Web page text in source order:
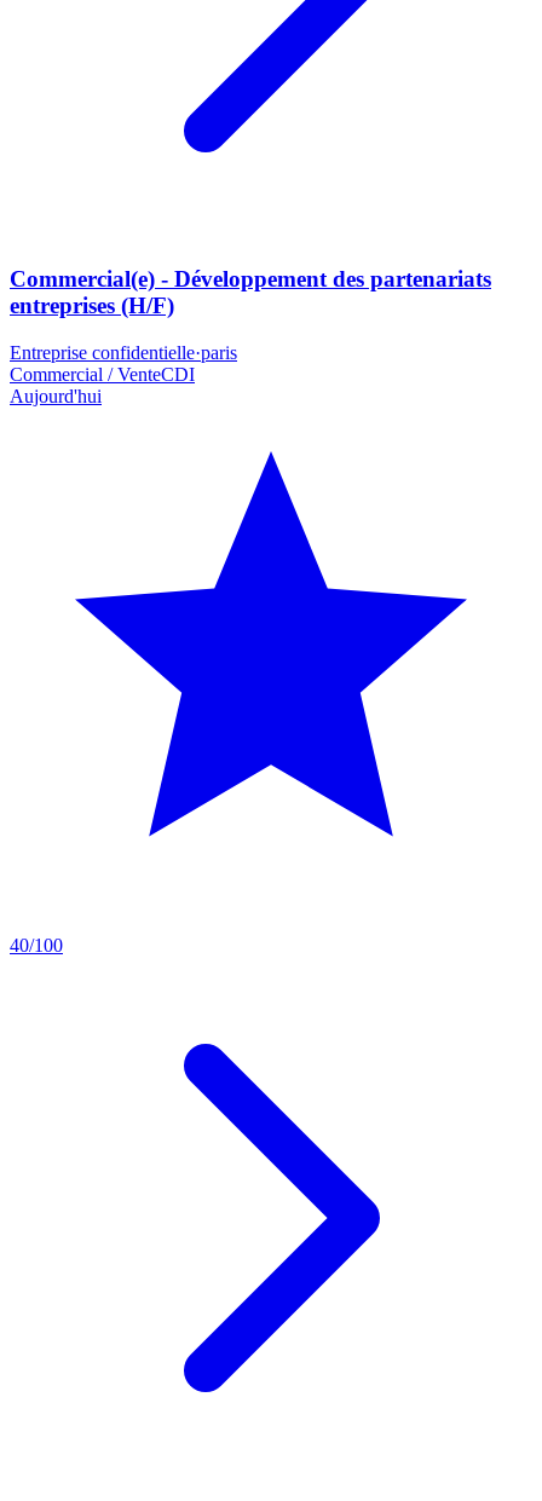
Commercial(e) - Développement des partenariats
entreprises (H/F)
Entreprise confidentielle·paris
Commercial / VenteCDI
Aujourd'hui
40/100